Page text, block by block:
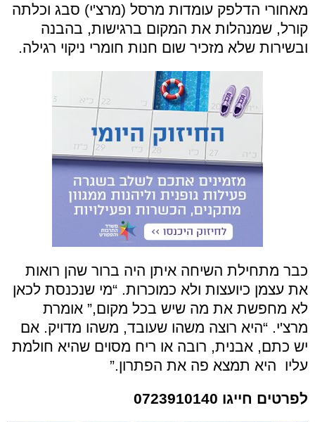
מאחורי הדלפק עומדות מרסל (מרצ'י) סבג וכלתה
קורל, שמנהלות את המקום ברגישות, בהבנה
ובשירות שלא מזכיר שום חנות חומרי ניקוי רגילה.
כבר מתחילת השיחה איתן היה ברור שהן רואות
את עצמן כיועצות ולא כמוכרות. “מי שנכנסת לכאן
לא מחפשת את מה שיש בכל מקום,” אומרת
מרצ'י. “היא רוצה משהו שעובד, משהו מדויק. אם
יש כתם, אבנית, רובה או ריח מסוים שהיא חולמת
עליו היא תמצא פה את הפתרון.”
לפרטים חייגו 0723910140